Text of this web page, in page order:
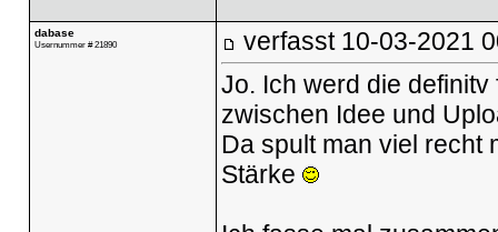
dabase
Usernummer # 21890 verfasst 10-03-2021
Jo. Ich werd die
zwischen Idee und
Da spult man viel recht
Stärke